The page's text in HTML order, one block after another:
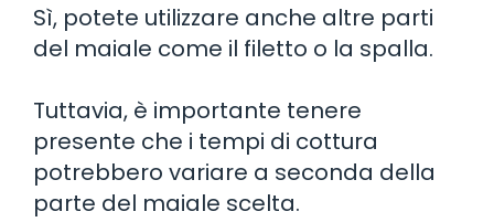
Sì, potete utilizzare anche altre parti
del maiale come il filetto o la spalla.
Tuttavia, è importante tenere
presente che i tempi di cottura
potrebbero variare a seconda della
parte del maiale scelta.